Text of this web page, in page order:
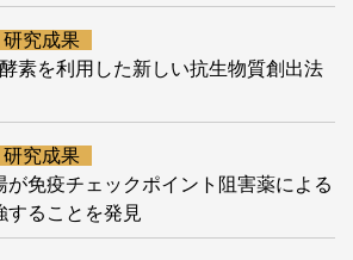
研究成果
素を利用した新しい抗生物質創出法
研究成果
が免疫チェックポイント阻害薬による
することを発見